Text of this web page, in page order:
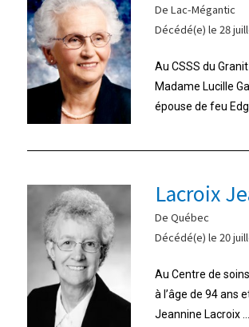
De Lac-Mégantic
Décédé(e) le 28
Au CSSS du
Madame Lucille
épouse de feu
Lacroix
De Québec
Décédé(e) le 20
Au Centre de
à l’âge de 94 ans
Jeannine Lacroix ...